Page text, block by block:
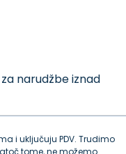
narudžbe iznad
i uključuju PDV. Trudimo
tome, ne možemo